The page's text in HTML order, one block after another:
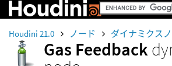
Houdini 21.0 ノード ダイナミクス
Gas Feedback